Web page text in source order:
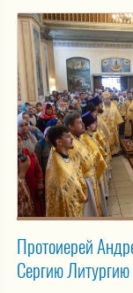
Протоиерей
Сергию